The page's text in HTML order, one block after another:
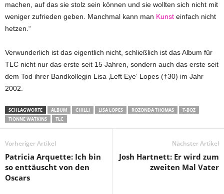
machen, auf das sie stolz sein können und sie wollten sich nicht mit
weniger zufrieden geben. Manchmal kann man Kunst einfach nicht
hetzen.“
Verwunderlich ist das eigentlich nicht, schließlich ist das Album für
TLC nicht nur das erste seit 15 Jahren, sondern auch das erste seit
dem Tod ihrer Bandkollegin Lisa ‚Left Eye‘ Lopes (†30) im Jahr
2002.
SCHLAGWORTE ALBUM CHILLI LISA LOPES ROZONDA THOMAS
T-BOZ
TIONNE WATKINS
TLC
Vorheriger Artikel
Patricia Arquette: Ich bin
so enttäuscht von den
Oscars
Nächster Artikel
Josh Hartnett: Er wird zum
zweiten Mal Vater